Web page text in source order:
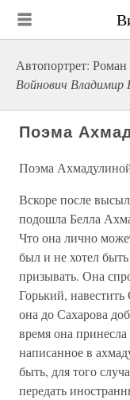
Автопортрет:
Войнович Владимир
Поэма
Поэма
Вскоре после
подошла Белла
Что она лично
был и не хотел
призывать. Она
Горький,
она до Сахарова
время она
написанное в
быть, для того
передать